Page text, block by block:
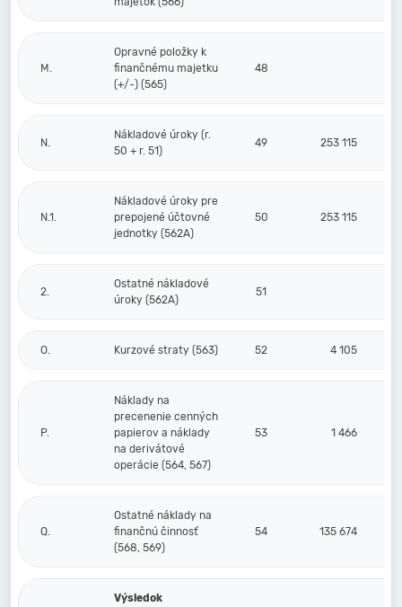
M.
Opravné položky k
finančnému majetku
(+/-) (565)
48
N.
Nákladové úroky (r.
50 + r. 51)
49 253 115
N.1.
Nákladové úroky pre
prepojené účtovné
jednotky (562A)
50 253 115
2.
Ostatné nákladové
úroky (562A)
51
O. Kurzové straty (563) 52 4 105
P.
Náklady na
precenenie cenných
papierov a náklady
na derivátové
operácie (564, 567)
53 1 466
Q.
Ostatné náklady na
finančnú činnosť
(568, 569)
54 135 674
Výsledok